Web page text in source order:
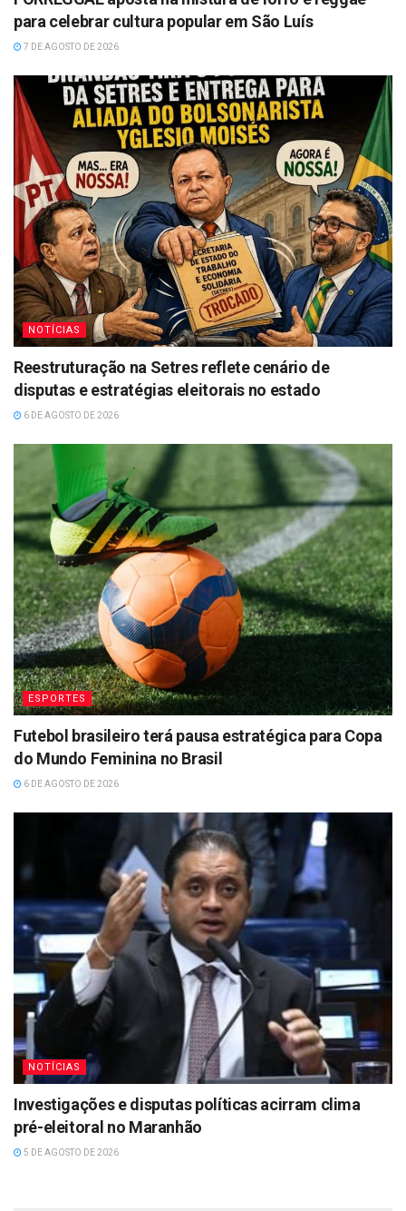
para celebrar cultura popular em São Luís
7 DE AGOSTO DE 2026
NOTÍCIAS
Reestruturação na Setres reflete cenário de
disputas e estratégias eleitorais no estado
6 DE AGOSTO DE 2026
ESPORTES
Futebol brasileiro terá pausa estratégica para Copa
do Mundo Feminina no Brasil
6 DE AGOSTO DE 2026
NOTÍCIAS
Investigações e disputas políticas acirram clima
pré-eleitoral no Maranhão
5 DE AGOSTO DE 2026